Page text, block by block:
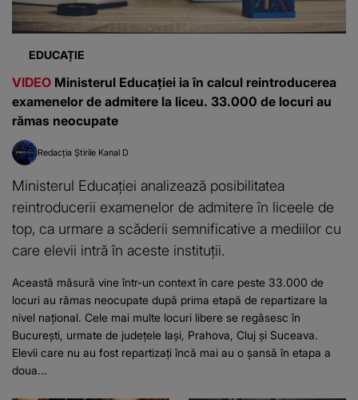
EDUCAȚIE
VIDEO Ministerul Educației ia în calcul reintroducerea
examenelor de admitere la liceu. 33.000 de locuri au
rămas neocupate
Redacția Știrile Kanal D
Ministerul Educației analizează posibilitatea
reintroducerii examenelor de admitere în liceele de
top, ca urmare a scăderii semnificative a mediilor cu
care elevii intră în aceste instituții.
Această măsură vine într-un context în care peste 33.000 de
locuri au rămas neocupate după prima etapă de repartizare la
nivel național. Cele mai multe locuri libere se regăsesc în
București, urmate de județele Iași, Prahova, Cluj și Suceava.
Elevii care nu au fost repartizați încă mai au o șansă în etapa a
doua...